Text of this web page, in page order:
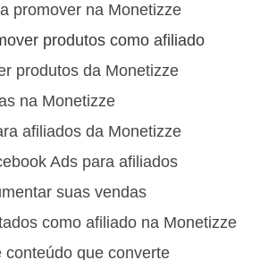
promover na Monetizze
produtos como afiliado
produtos da Monetizze
na Monetizze
afiliados da Monetizze
Ads para afiliados
suas vendas
como afiliado na Monetizze
que converte